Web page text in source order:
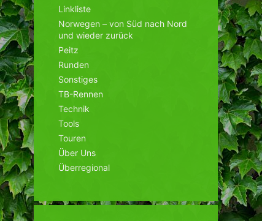
Linkliste
Norwegen – von Süd nach Nord
und wieder zurück
Peitz
Runden
Sonstiges
TB-Rennen
Technik
Tools
Touren
Über Uns
Überregional